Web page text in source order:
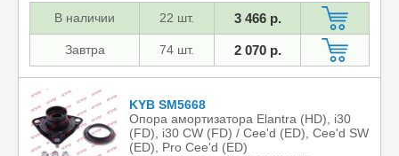
В наличии 22 шт. 3 466 р.
Завтра 74 шт. 2 070 р.
KYB SM5668
Опора амортизатора Elantra (HD), i30
(FD), i30 CW (FD) / Cee'd (ED), Cee'd SW
(ED), Pro Cee'd (ED)